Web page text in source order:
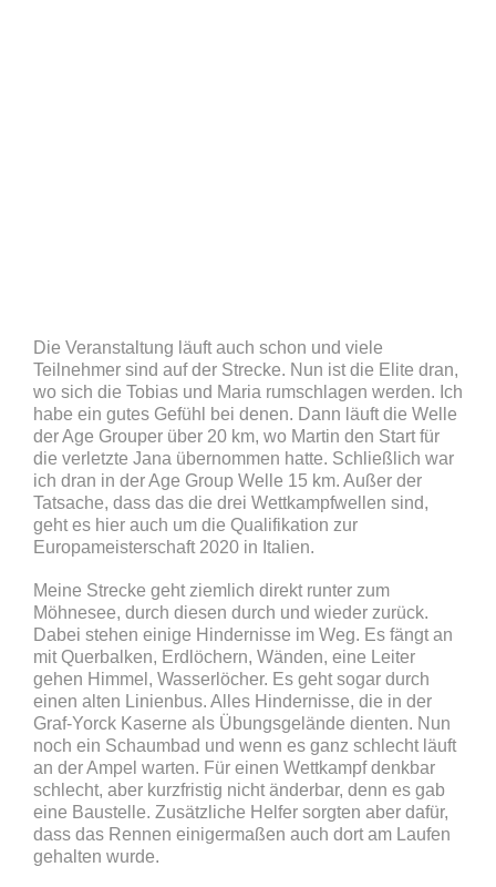
Die Veranstaltung läuft auch schon und viele
Teilnehmer sind auf der Strecke. Nun ist die Elite dran,
wo sich die Tobias und Maria rumschlagen werden. Ich
habe ein gutes Gefühl bei denen. Dann läuft die Welle
der Age Grouper über 20 km, wo Martin den Start für
die verletzte Jana übernommen hatte. Schließlich war
ich dran in der Age Group Welle 15 km. Außer der
Tatsache, dass das die drei Wettkampfwellen sind,
geht es hier auch um die Qualifikation zur
Europameisterschaft 2020 in Italien.
Meine Strecke geht ziemlich direkt runter zum
Möhnesee, durch diesen durch und wieder zurück.
Dabei stehen einige Hindernisse im Weg. Es fängt an
mit Querbalken, Erdlöchern, Wänden, eine Leiter
gehen Himmel, Wasserlöcher. Es geht sogar durch
einen alten Linienbus. Alles Hindernisse, die in der
Graf-Yorck Kaserne als Übungsgelände dienten. Nun
noch ein Schaumbad und wenn es ganz schlecht läuft
an der Ampel warten. Für einen Wettkampf denkbar
schlecht, aber kurzfristig nicht änderbar, denn es gab
eine Baustelle. Zusätzliche Helfer sorgten aber dafür,
dass das Rennen einigermaßen auch dort am Laufen
gehalten wurde.